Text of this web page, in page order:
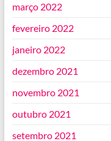
março 2022
fevereiro 2022
janeiro 2022
dezembro 2021
novembro 2021
outubro 2021
setembro 2021